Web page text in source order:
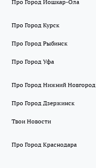
Про Город Йошкар-Ола
Про Город Курск
Про Город Рыбинск
Про Город Уфа
Про Город Нижний Новгород
Про Город Дзержинск
Твои Новости
Про Город Краснодара